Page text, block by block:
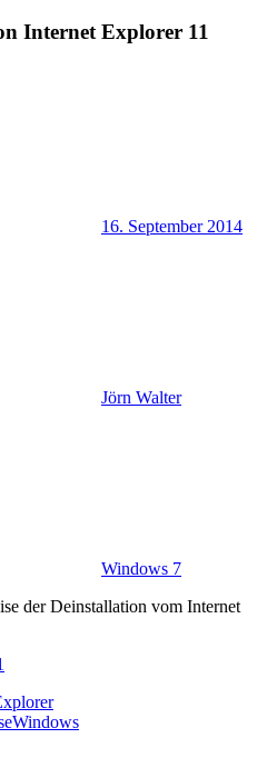
Internet Explorer 11
16. September 2014
Jörn Walter
Windows 7
der Deinstallation vom Internet
Windows